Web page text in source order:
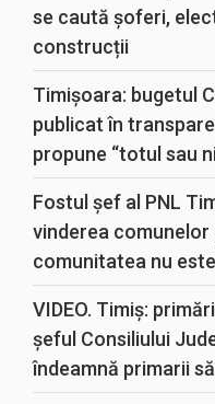
se caută șoferi,
construcții
Timișoara: bugetul
publicat în
propune “totul sau
Fostul șef al PNL
vinderea comunelor
comunitatea nu
VIDEO. Timiș:
șeful Consiliului
îndeamnă primarii